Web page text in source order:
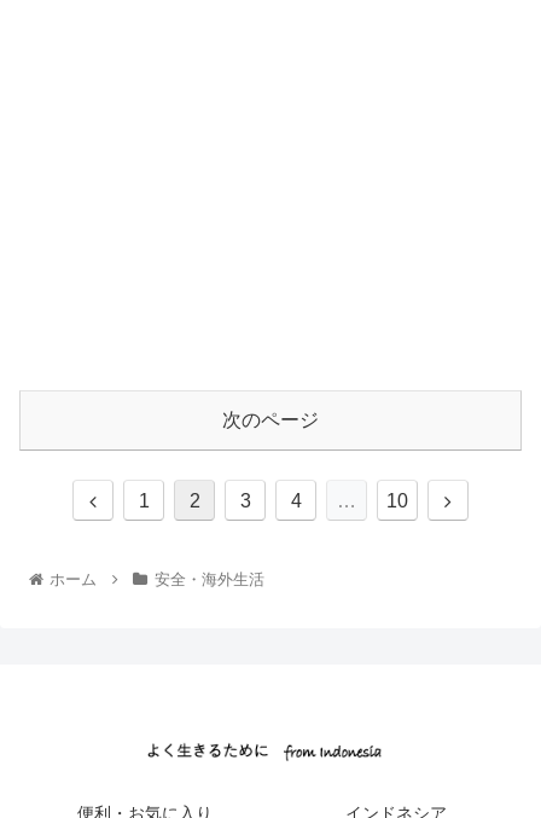
次のページ
1 2 3 4 … 10
ホーム 安全・海外生活
便利・お気に入り インドネシア